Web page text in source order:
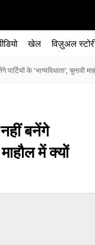
खेल विज़ुअल
के 'भाग्यविधाता', चुनावी
बनेंगे
माहौल में क्यों